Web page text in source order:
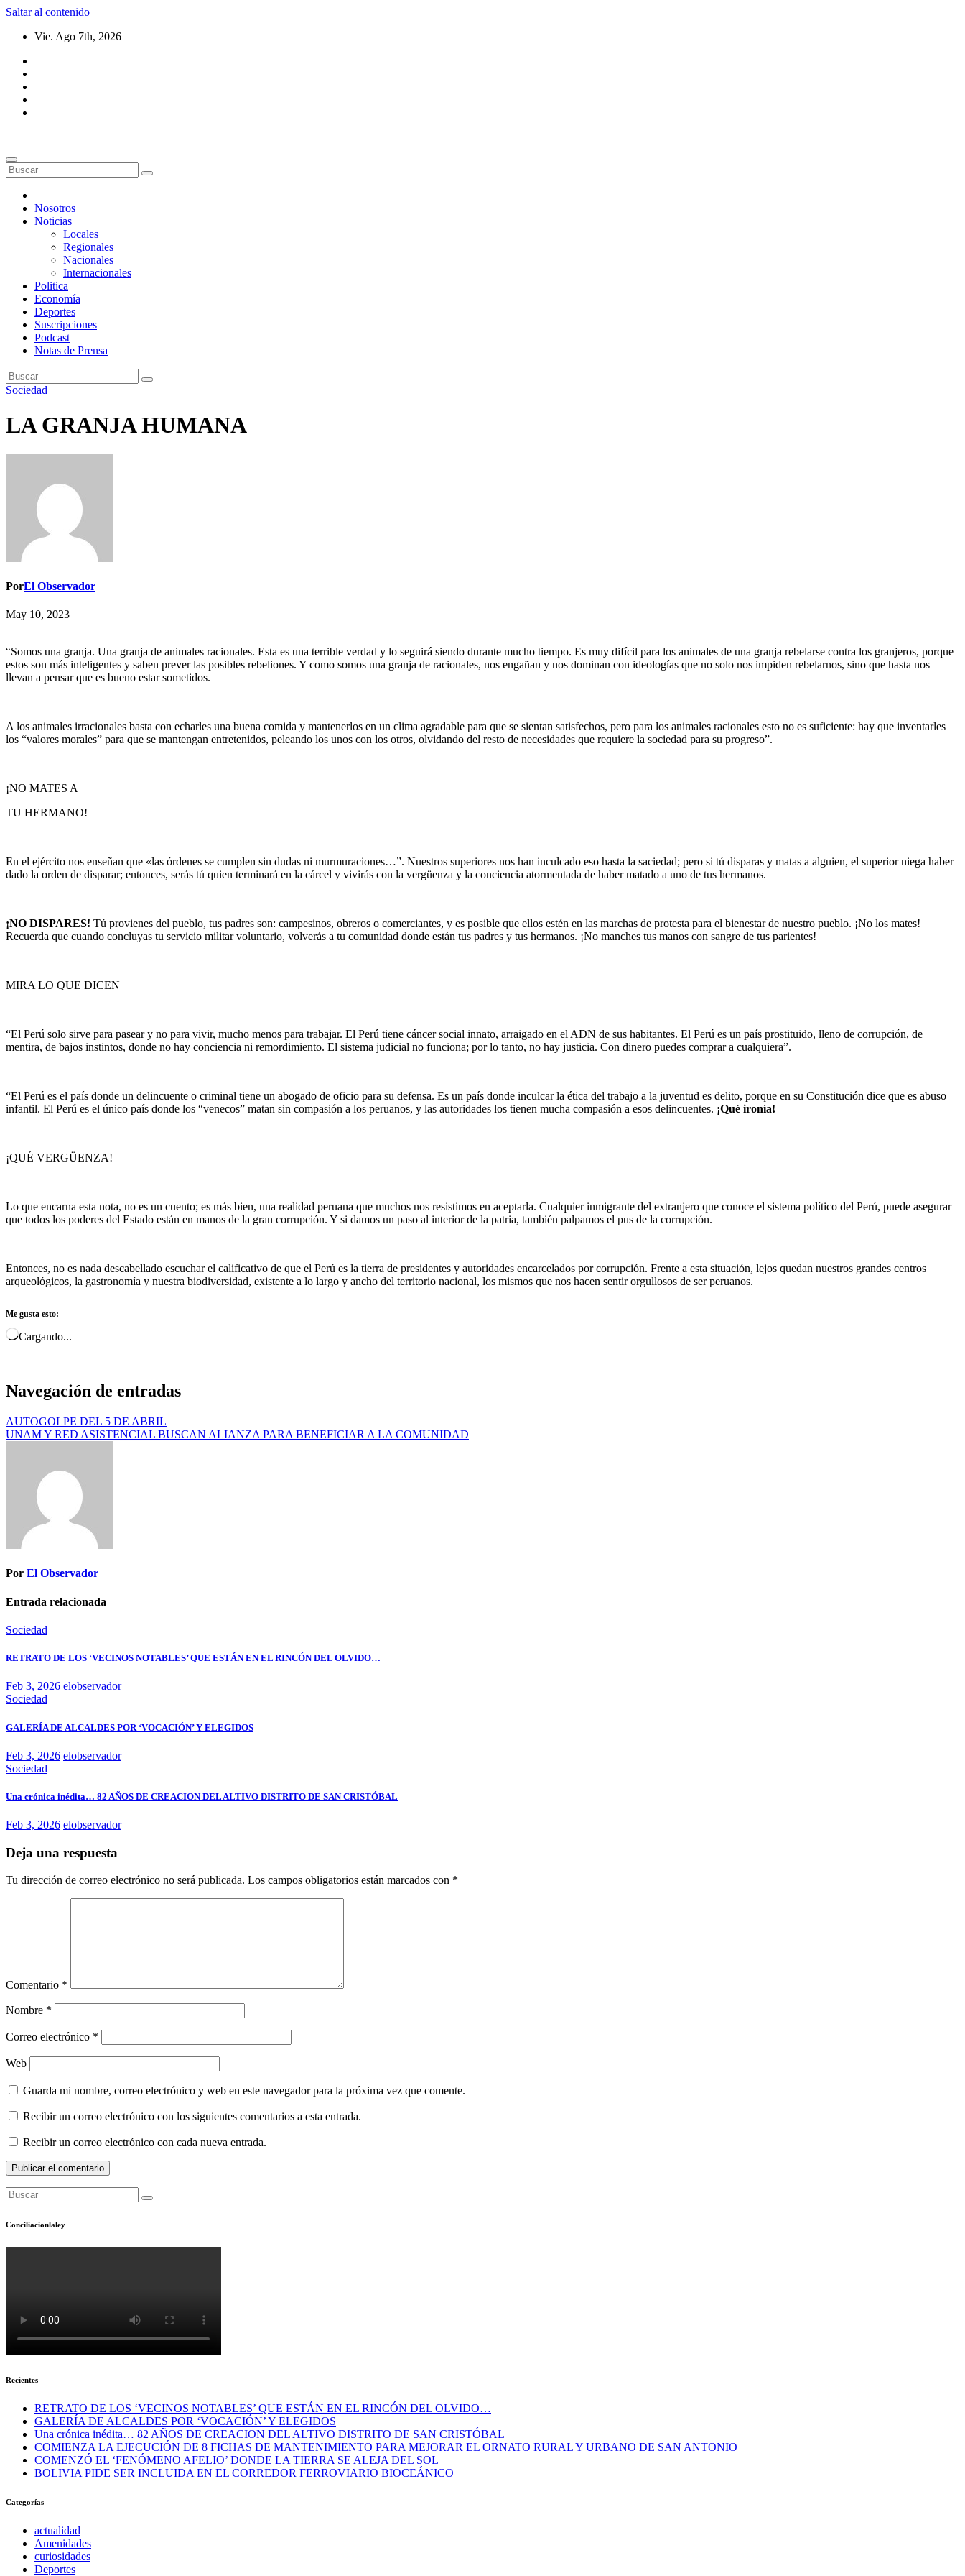
Saltar al contenido
Vie. Ago 7th, 2026
Nosotros
Noticias
Locales
Regionales
Nacionales
Internacionales
Politica
Economía
Deportes
Suscripciones
Podcast
Notas de Prensa
Sociedad
LA GRANJA HUMANA
PorEl Observador
May 10, 2023
“Somos una granja. Una granja de animales racionales. Esta es una terrible verdad y lo seguirá siendo durante mucho tiempo. Es muy difícil para los animales de una granja rebelarse contra los granjeros, porque
estos son más inteligentes y saben prever las posibles rebeliones. Y como somos una granja de racionales, nos engañan y nos dominan con ideologías que no solo nos impiden rebelarnos, sino que hasta nos
llevan a pensar que es bueno estar sometidos.
A los animales irracionales basta con echarles una buena comida y mantenerlos en un clima agradable para que se sientan satisfechos, pero para los animales racionales esto no es suficiente: hay que inventarles
los “valores morales” para que se mantengan entretenidos, peleando los unos con los otros, olvidando del resto de necesidades que requiere la sociedad para su progreso”.
¡NO MATES A
TU HERMANO!
En el ejército nos enseñan que «las órdenes se cumplen sin dudas ni murmuraciones…”. Nuestros superiores nos han inculcado eso hasta la saciedad; pero si tú disparas y matas a alguien, el superior niega haber
dado la orden de disparar; entonces, serás tú quien terminará en la cárcel y vivirás con la vergüenza y la conciencia atormentada de haber matado a uno de tus hermanos.
¡NO DISPARES! Tú provienes del pueblo, tus padres son: campesinos, obreros o comerciantes, y es posible que ellos estén en las marchas de protesta para el bienestar de nuestro pueblo. ¡No los mates!
Recuerda que cuando concluyas tu servicio militar voluntario, volverás a tu comunidad donde están tus padres y tus hermanos. ¡No manches tus manos con sangre de tus parientes!
MIRA LO QUE DICEN
“El Perú solo sirve para pasear y no para vivir, mucho menos para trabajar. El Perú tiene cáncer social innato, arraigado en el ADN de sus habitantes. El Perú es un país prostituido, lleno de corrupción, de
mentira, de bajos instintos, donde no hay conciencia ni remordimiento. El sistema judicial no funciona; por lo tanto, no hay justicia. Con dinero puedes comprar a cualquiera”.
“El Perú es el país donde un delincuente o criminal tiene un abogado de oficio para su defensa. Es un país donde inculcar la ética del trabajo a la juventud es delito, porque en su Constitución dice que es abuso
infantil. El Perú es el único país donde los “venecos” matan sin compasión a los peruanos, y las autoridades los tienen mucha compasión a esos delincuentes. ¡Qué ironía!
¡QUÉ VERGÜENZA!
Lo que encarna esta nota, no es un cuento; es más bien, una realidad peruana que muchos nos resistimos en aceptarla. Cualquier inmigrante del extranjero que conoce el sistema político del Perú, puede asegurar
que todos los poderes del Estado están en manos de la gran corrupción. Y si damos un paso al interior de la patria, también palpamos el pus de la corrupción.
Entonces, no es nada descabellado escuchar el calificativo de que el Perú es la tierra de presidentes y autoridades encarcelados por corrupción. Frente a esta situación, lejos quedan nuestros grandes centros
arqueológicos, la gastronomía y nuestra biodiversidad, existente a lo largo y ancho del territorio nacional, los mismos que nos hacen sentir orgullosos de ser peruanos.
Me gusta esto:
Cargando...
Navegación de entradas
AUTOGOLPE DEL 5 DE ABRIL
UNAM Y RED ASISTENCIAL BUSCAN ALIANZA PARA BENEFICIAR A LA COMUNIDAD
Por El Observador
Entrada relacionada
Sociedad
RETRATO DE LOS ‘VECINOS NOTABLES’ QUE ESTÁN EN EL RINCÓN DEL OLVIDO…
Feb 3, 2026 elobservador
Sociedad
GALERÍA DE ALCALDES POR ‘VOCACIÓN’ Y ELEGIDOS
Feb 3, 2026 elobservador
Sociedad
Una crónica inédita… 82 AÑOS DE CREACION DEL ALTIVO DISTRITO DE SAN CRISTÓBAL
Feb 3, 2026 elobservador
Deja una respuesta
Tu dirección de correo electrónico no será publicada. Los campos obligatorios están marcados con *
Comentario *
Nombre *
Correo electrónico *
Web
Guarda mi nombre, correo electrónico y web en este navegador para la próxima vez que comente.
Recibir un correo electrónico con los siguientes comentarios a esta entrada.
Recibir un correo electrónico con cada nueva entrada.
Conciliacionlaley
Recientes
RETRATO DE LOS ‘VECINOS NOTABLES’ QUE ESTÁN EN EL RINCÓN DEL OLVIDO…
GALERÍA DE ALCALDES POR ‘VOCACIÓN’ Y ELEGIDOS
Una crónica inédita… 82 AÑOS DE CREACION DEL ALTIVO DISTRITO DE SAN CRISTÓBAL
COMIENZA LA EJECUCIÓN DE 8 FICHAS DE MANTENIMIENTO PARA MEJORAR EL ORNATO RURAL Y URBANO DE SAN ANTONIO
COMENZÓ EL ‘FENÓMENO AFELIO’ DONDE LA TIERRA SE ALEJA DEL SOL
BOLIVIA PIDE SER INCLUIDA EN EL CORREDOR FERROVIARIO BIOCEÁNICO
Categorías
actualidad
Amenidades
curiosidades
Deportes